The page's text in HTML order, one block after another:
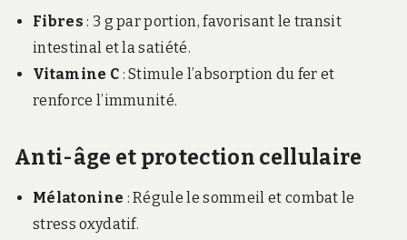
Fibres : 3 g par portion, favorisant le transit
intestinal et la satiété.
Vitamine C : Stimule l’absorption du fer et
renforce l’immunité.
Anti-âge et protection cellulaire
Mélatonine : Régule le sommeil et combat le
stress oxydatif.